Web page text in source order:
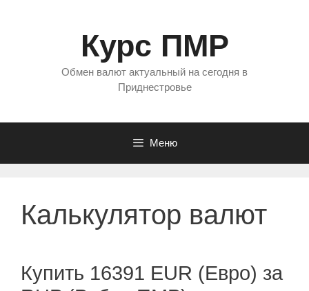
Курс ПМР
Обмен валют актуальный на сегодня в
Приднестровье
Меню
Калькулятор валют
Купить 16391 EUR (Евро) за